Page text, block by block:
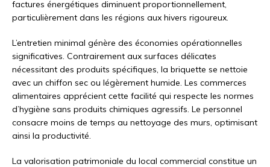
factures énergétiques diminuent proportionnellement,
particulièrement dans les régions aux hivers rigoureux.
L’entretien minimal génère des économies opérationnelles
significatives. Contrairement aux surfaces délicates
nécessitant des produits spécifiques, la briquette se nettoie
avec un chiffon sec ou légèrement humide. Les commerces
alimentaires apprécient cette facilité qui respecte les normes
d’hygiène sans produits chimiques agressifs. Le personnel
consacre moins de temps au nettoyage des murs, optimisant
ainsi la productivité.
La valorisation patrimoniale du local commercial constitue un